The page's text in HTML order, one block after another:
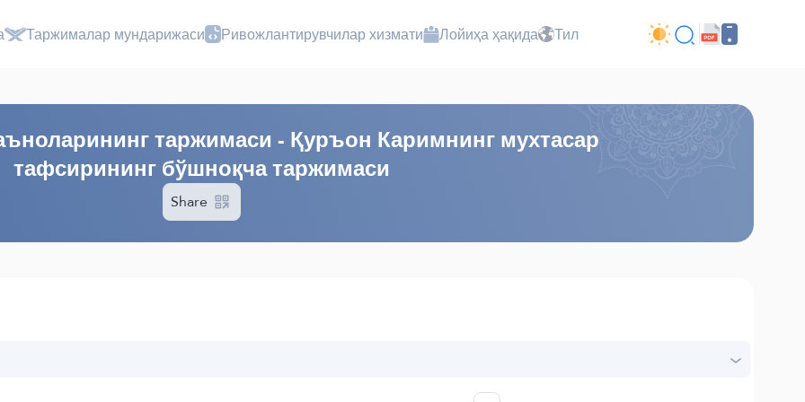
Таржималар мундарижаси Ривожлантирувчилар хизмати Лойиҳа ҳақида Тил
таржимаси - Қуръон Каримнинг мухтасар
тафсирининг бўшноқча таржимаси
Share